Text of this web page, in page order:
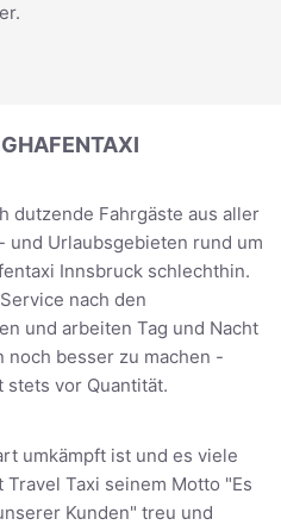
dutzende Fahrgäste aus aller
und Urlaubsgebieten rund um
Innsbruck schlechthin.
nach den
und arbeiten Tag und Nacht
besser zu machen -
stets vor Quantität.
umkämpft ist und es viele
Taxi seinem Motto "Es
Kunden" treu und